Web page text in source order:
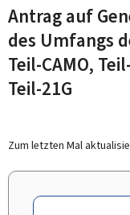
Antrag auf
des Umfangs
Teil-CAMO,
Teil-21G
Zum letzten Mal